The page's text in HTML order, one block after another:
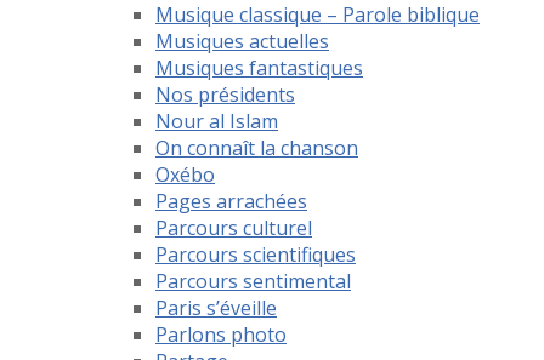
Musique classique – Parole biblique
Musiques actuelles
Musiques fantastiques
Nos présidents
Nour al Islam
On connaît la chanson
Oxébo
Pages arrachées
Parcours culturel
Parcours scientifiques
Parcours sentimental
Paris s’éveille
Parlons photo